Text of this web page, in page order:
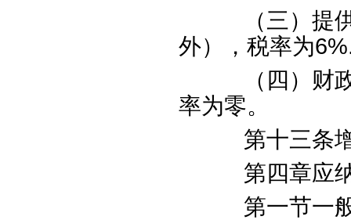
（三）提供
外），税率为
（四）财政
率为零。
第十三条增
第四章应纳
第一节一